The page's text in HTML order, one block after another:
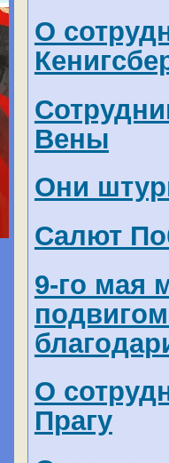
О
Вены
Они
Салют
9-го мая
О
Прагу